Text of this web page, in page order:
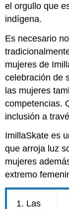
el orgullo que
indígena.
Es necesario
mujeres de
celebración de
las mujeres
competencias.
inclusión a
ImillaSkate es
que arroja luz
mujeres
extremo